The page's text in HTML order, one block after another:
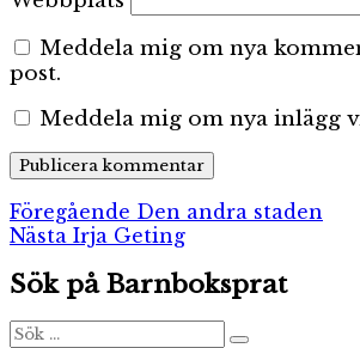
Meddela mig om nya
post.
Meddela mig om nya inlägg
Inläggsnavigering
Föregående Föregående
inlägg:
Den andra staden
Nästa Nästa
Irja Geting
Sök på Barnboksprat
Sök